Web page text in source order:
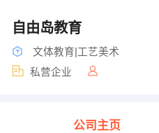
自由岛教育
文体教育|工艺美术
私营企业
公司主页